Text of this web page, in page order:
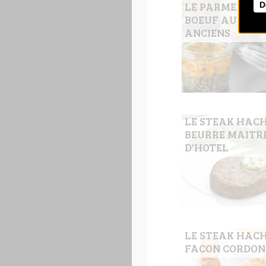
LE
BOEUF AUX
ANCIENS
LE STEAK
BEURRE
D'HOTEL
LE STEAK
FACON